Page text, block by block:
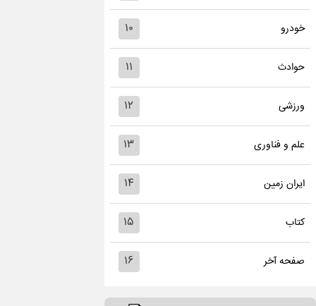
خودرو ۱۰
حوادث ۱۱
ورزشی ۱۲
علم و فناوری ۱۳
ایران زمین ۱۴
کتاب ۱۵
صفحه آخر ۱۶